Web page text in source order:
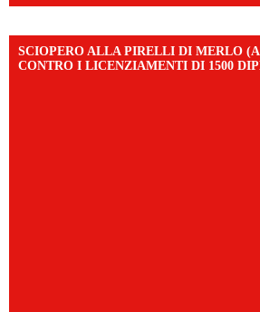
SCIOPERO ALLA PIRELLI DI MERLO
CONTRO I LICENZIAMENTI DI 1500